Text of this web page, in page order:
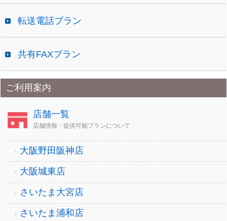
転送電話プラン
共有FAXプラン
ご利用案内
店舗一覧
店舗情報・提供可能プランについて
大阪野田阪神店
大阪城東店
さいたま大宮店
さいたま浦和店